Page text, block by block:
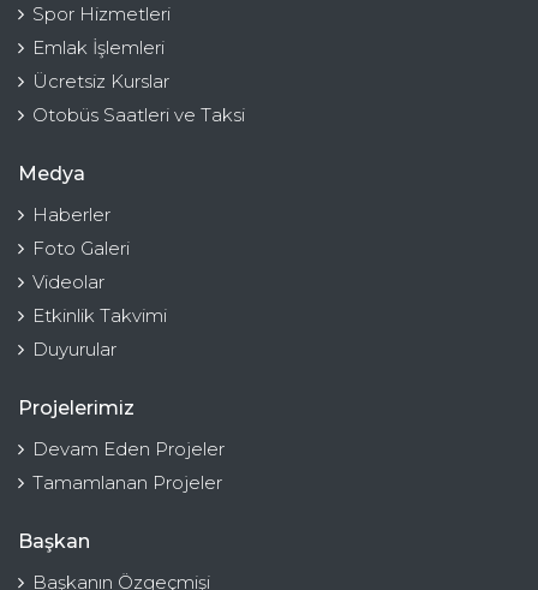
Spor Hizmetleri
Emlak İşlemleri
Ücretsiz Kurslar
Otobüs Saatleri ve Taksi
Medya
Haberler
Foto Galeri
Videolar
Etkinlik Takvimi
Duyurular
Projelerimiz
Devam Eden Projeler
Tamamlanan Projeler
Başkan
Başkanın Özgeçmişi